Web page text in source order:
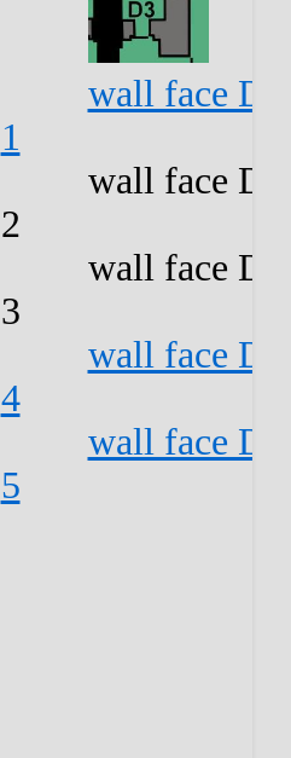
wall face
1
wall face
2
wall face
3
wall face
4
wall face
5